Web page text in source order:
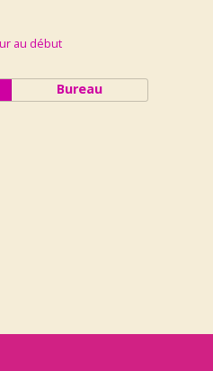
au début
Bureau